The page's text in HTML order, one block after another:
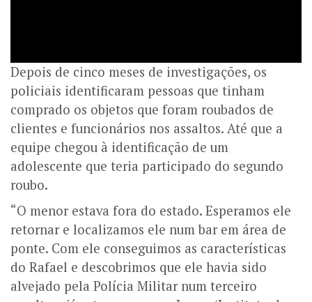
Depois de cinco meses de investigações, os
policiais identificaram pessoas que tinham
comprado os objetos que foram roubados de
clientes e funcionários nos assaltos. Até que a
equipe chegou à identificação de um
adolescente que teria participado do segundo
roubo.
“O menor estava fora do estado. Esperamos ele
retornar e localizamos ele num bar em área de
ponte. Com ele conseguimos as características
do Rafael e descobrimos que ele havia sido
alvejado pela Polícia Militar num terceiro